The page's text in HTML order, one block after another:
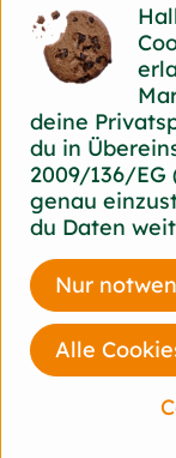
Nährwert-
Herkunft
diverse
bioladen
deine
du in
2009/136/
genau
du Daten
Nur
Alle